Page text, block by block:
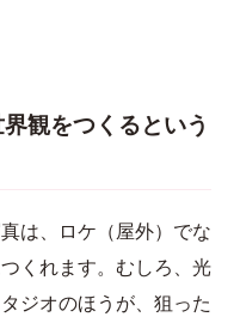
観をつくるという
は、ロケ（屋外）でな
くれます。むしろ、光
ジオのほうが、狙った